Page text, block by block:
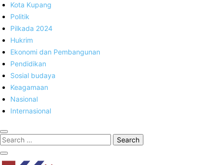
Kota Kupang
Politik
Pilkada 2024
Hukrim
Ekonomi dan Pembangunan
Pendidikan
Sosial budaya
Keagamaan
Nasional
Internasional